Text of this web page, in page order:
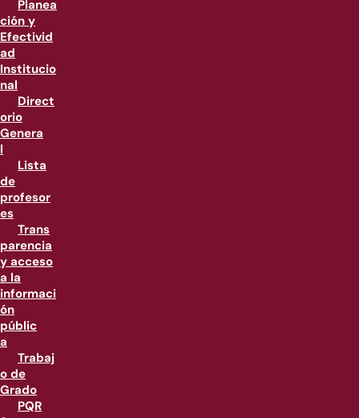
Planea
ción y
Efectivid
ad
Institucio
nal
Direct
orio
Genera
l
Lista
de
profesor
es
Trans
parencia
y acceso
a la
informaci
ón
públic
a
Trabaj
o de
Grado
PQR